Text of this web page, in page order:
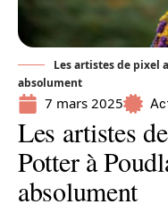
Les artistes de pixel
absolument
7 mars 2025
Les artistes
Potter à
absolument